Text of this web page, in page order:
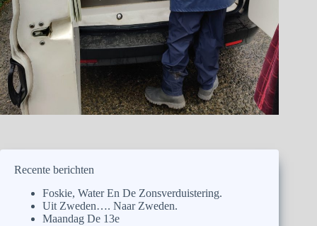
Recente berichten
Foskie, Water En De Zonsverduistering.
Uit Zweden…. Naar Zweden.
Maandag De 13e